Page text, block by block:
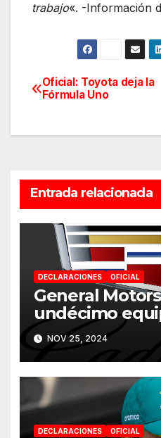
trabajo«. -Información
Navegación
Oficial: Toyota deja la
Fórmula Uno
Entrada relacionada
DECLARACIONES OFICIAL
General
undécimo
partir de 2026
NOV 25, 2024
DECLARACIONES OFICIAL